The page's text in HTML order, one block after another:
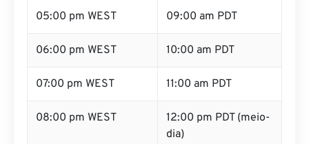
05:00 pm WEST 09:00 am PDT
06:00 pm WEST 10:00 am PDT
07:00 pm WEST 11:00 am PDT
08:00 pm WEST
12:00 pm PDT (meio-
dia)